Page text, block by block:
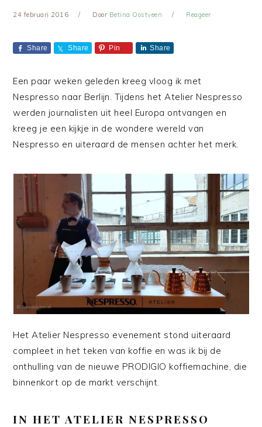
24 februari 2016 Door Betina Oostveen Reageer
Share Share Pin Share
Een paar weken geleden kreeg vloog ik met
Nespresso naar Berlijn. Tijdens het Atelier Nespresso
werden journalisten uit heel Europa ontvangen en
kreeg je een kijkje in de wondere wereld van
Nespresso en uiteraard de mensen achter het merk.
Het Atelier Nespresso evenement stond uiteraard
compleet in het teken van koffie en was ik bij de
onthulling van de nieuwe PRODIGIO koffiemachine, die
binnenkort op de markt verschijnt.
IN HET ATELIER NESPRESSO